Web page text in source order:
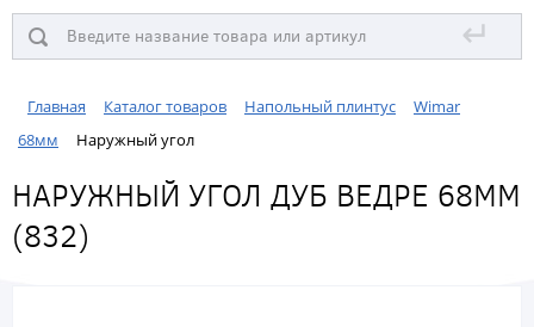
↵
Главная Каталог товаров Напольный плинтус
Wimar
68мм
Наружный угол
НАРУЖНЫЙ УГОЛ ДУБ ВЕДРЕ 68ММ
(832)